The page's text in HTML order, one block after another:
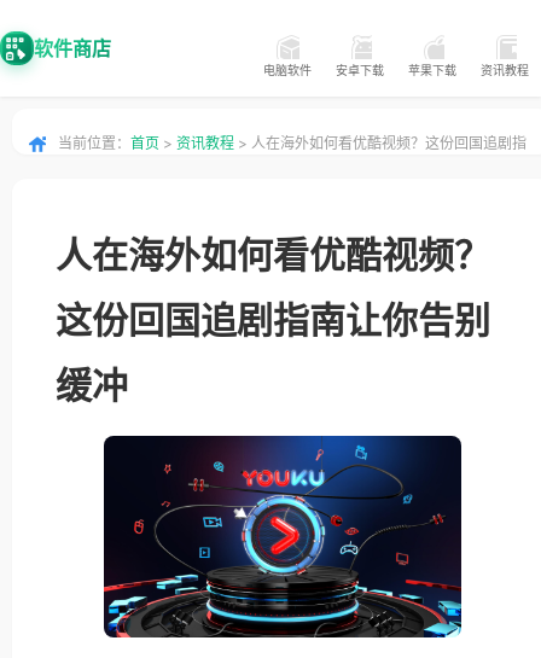
软件商店
电脑软件 安卓下载 苹果下载 资讯教程
当前位置： 首页 > 资讯教程 > 人在海外如何看优酷视频？这份回国追剧指
人在海外如何看优酷视频？
这份回国追剧指南让你告别
缓冲